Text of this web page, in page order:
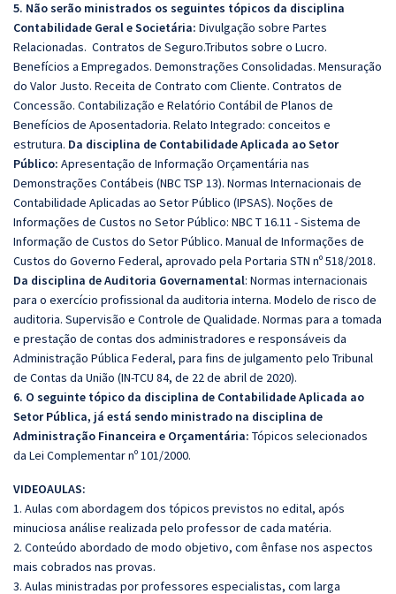
5. Não serão ministrados os seguintes tópicos da disciplina
Contabilidade Geral e Societária: Divulgação sobre Partes
Relacionadas. Contratos de Seguro.Tributos sobre o Lucro.
Benefícios a Empregados. Demonstrações Consolidadas. Mensuração
do Valor Justo. Receita de Contrato com Cliente. Contratos de
Concessão. Contabilização e Relatório Contábil de Planos de
Benefícios de Aposentadoria. Relato Integrado: conceitos e
estrutura. Da disciplina de Contabilidade Aplicada ao Setor
Público: Apresentação de Informação Orçamentária nas
Demonstrações Contábeis (NBC TSP 13). Normas Internacionais de
Contabilidade Aplicadas ao Setor Público (IPSAS). Noções de
Informações de Custos no Setor Público: NBC T 16.11 - Sistema de
Informação de Custos do Setor Público. Manual de Informações de
Custos do Governo Federal, aprovado pela Portaria STN nº 518/2018.
Da disciplina de Auditoria Governamental: Normas internacionais
para o exercício profissional da auditoria interna. Modelo de risco de
auditoria. Supervisão e Controle de Qualidade. Normas para a tomada
e prestação de contas dos administradores e responsáveis da
Administração Pública Federal, para fins de julgamento pelo Tribunal
de Contas da União (IN-TCU 84, de 22 de abril de 2020).
6. O seguinte tópico da disciplina de Contabilidade Aplicada ao
Setor Pública, já está sendo ministrado na disciplina de
Administração Financeira e Orçamentária: Tópicos selecionados
da Lei Complementar nº 101/2000.
VIDEOAULAS:
1. Aulas com abordagem dos tópicos previstos no edital, após
minuciosa análise realizada pelo professor de cada matéria.
2. Conteúdo abordado de modo objetivo, com ênfase nos aspectos
mais cobrados nas provas.
3. Aulas ministradas por professores especialistas, com larga